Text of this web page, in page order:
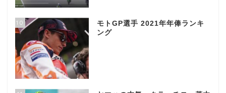
10
モトGP選手 2021年年俸ランキ
ング